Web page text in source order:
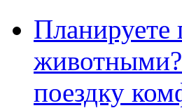
Планируете
поездку